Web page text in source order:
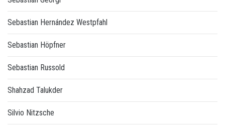
Sebastian Hernández Westpfahl
Sebastian Höpfner
Sebastian Russold
Shahzad Talukder
Silvio Nitzsche